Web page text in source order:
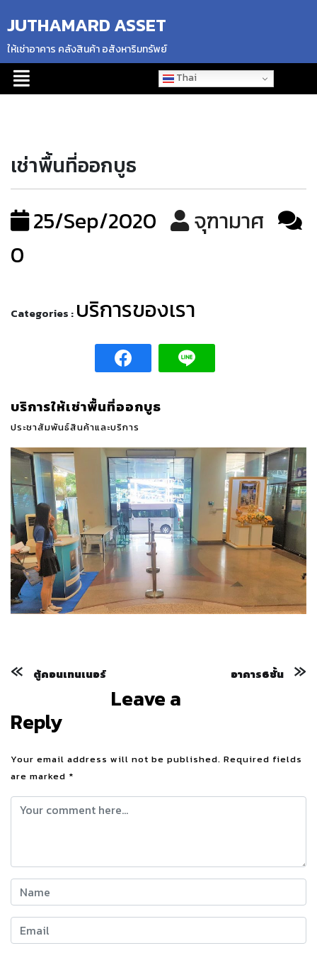
JUTHAMARD ASSET
ให้เช่าอาคาร คลังสินค้า อสังหาริมทรัพย์
Thai
เช่าพื้นที่ออกบูธ
25/Sep/2020
จุฑามาศ
0
Categories : บริการของเรา
บริการให้เช่าพื้นที่ออกบูธ
ประชาสัมพันธ์สินค้าและบริการ
« ตู้คอนเทนเนอร์ อาคาร6ชั้น »
Leave a
Reply
Your email address will not be published. Required fields
are marked *